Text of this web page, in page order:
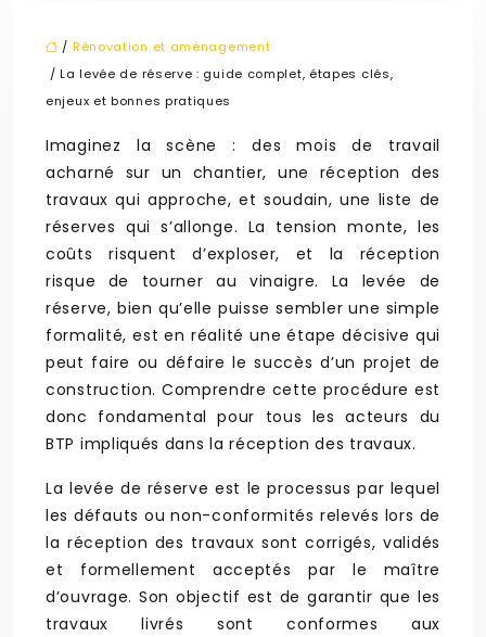
/ Rénovation et aménagement
/ La levée de réserve : guide complet, étapes clés,
enjeux et bonnes pratiques
Imaginez la scène : des mois de travail
acharné sur un chantier, une réception des
travaux qui approche, et soudain, une liste de
réserves qui s’allonge. La tension monte, les
coûts risquent d’exploser, et la réception
risque de tourner au vinaigre. La levée de
réserve, bien qu’elle puisse sembler une simple
formalité, est en réalité une étape décisive qui
peut faire ou défaire le succès d’un projet de
construction. Comprendre cette procédure est
donc fondamental pour tous les acteurs du
BTP impliqués dans la réception des travaux.
La levée de réserve est le processus par lequel
les défauts ou non-conformités relevés lors de
la réception des travaux sont corrigés, validés
et formellement acceptés par le maître
d’ouvrage. Son objectif est de garantir que les
travaux livrés sont conformes aux